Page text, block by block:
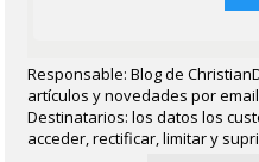
Responsable: Blog de
artículos y novedades por
Destinatarios: los datos los
acceder, rectificar, limitar y